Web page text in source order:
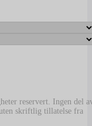
reservert. Ingen del
uten skriftlig tillatelse fra